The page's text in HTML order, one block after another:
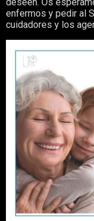
enfermos y pedir al
cuidadores y los